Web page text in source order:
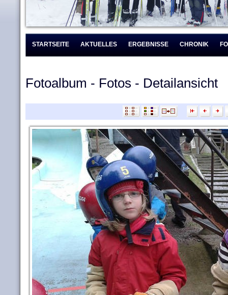
STARTSEITE AKTUELLES ERGEBNISSE CHRONIK
Fotoalbum - Fotos - Detailansicht